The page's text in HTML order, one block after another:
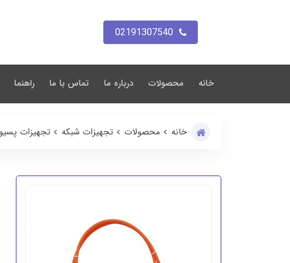
02191307540
خانه محصولات درباره ما تماس با ما راهنما
خانه محصولات تجهیزات شبکه تجهیزات